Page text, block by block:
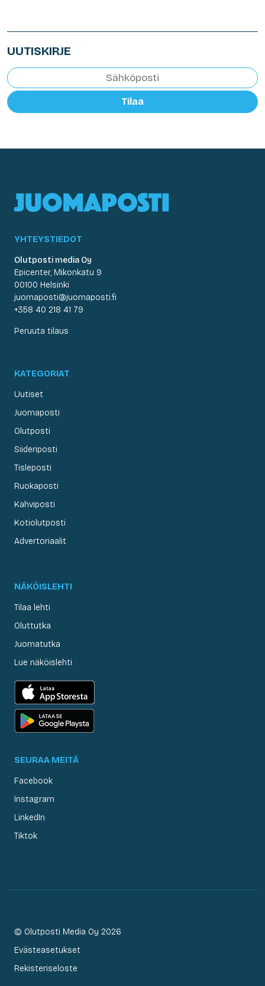
UUTISKIRJE
Tilaa
YHTEYSTIEDOT
Olutposti media Oy
Epicenter, Mikonkatu 9
00100 Helsinki
juomaposti@juomaposti.fi
+358 40 218 41 79
Peruuta tilaus
KATEGORIAT
Uutiset
Juomaposti
Olutposti
Siideriposti
Tisleposti
Ruokaposti
Kahviposti
Kotiolutposti
Advertoriaalit
NÄKÖISLEHTI
Tilaa lehti
Oluttutka
Juomatutka
Lue näköislehti
SEURAA MEITÄ
Facebook
Instagram
LinkedIn
Tiktok
© Olutposti Media Oy 2026
Evästeasetukset
Rekisteriseloste